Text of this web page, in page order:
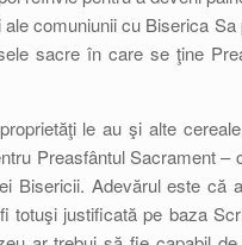
comuniunii cu Biserica
sacre în care se ţine
le au şi alte
Preasfântul Sacrament
Bisericii. Adevărul este că
totuşi justificată pe baza